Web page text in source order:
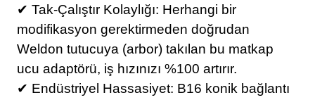
✔ Tak-Çalıştır Kolaylığı: Herhangi bir
modifikasyon gerektirmeden doğrudan
Weldon tutucuya (arbor) takılan bu matkap
ucu adaptörü, iş hızınızı %100 artırır.
✔ Endüstriyel Hassasiyet: B16 konik bağlantı